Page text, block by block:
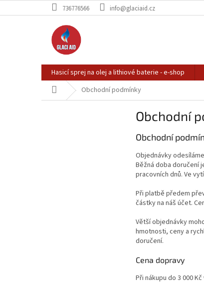
na
736776566 info@glaciaid.cz
Hasicí sprej na olej a lithiové baterie - e-shop
Domů Obchodní podmínky
Obchodní
Obchodní
Objednávky
Běžná doba doručení
pracovních dnů. Ve
Při platbě předem
částky na náš účet.
Větší objednávky
hmotnosti, ceny a
doručení.
Cena dopravy
Při nákupu do 3 000